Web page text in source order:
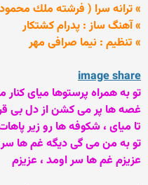
» ترانه سرا ( فرشته ملك
» آهنگ ساز : پدرام کشتکار
» تنظیم : نیما صرافی مهر
image share
تو به همراه پرستوها میای کنار
غصه ها پر می کشن از دل بی
تا میای ، شکوفه ها رو زیر
تو به من می گی دیگه غم ها سر
عزیزم غم ها سر اومد ، عزیزم